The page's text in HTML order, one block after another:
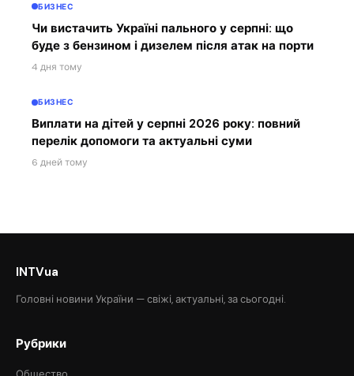
БИЗНЕС
Чи вистачить Україні пального у серпні: що
буде з бензином і дизелем після атак на порти
4 дня тому
БИЗНЕС
Виплати на дітей у серпні 2026 року: повний
перелік допомоги та актуальні суми
6 дней тому
INTVua
Головні новини України — свіжі, актуальні, за сьогодні.
Рубрики